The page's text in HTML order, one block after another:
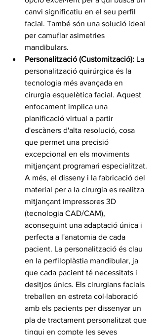
canvi significatiu en el seu perfil
facial. També són una solució ideal
per camuflar asimetries
mandibulars.
Personalització (Customització): La
personalització quirúrgica és la
tecnologia més avançada en
cirurgia esquelètica facial. Aquest
enfocament implica una
planificació virtual a partir
d'escàners d'alta resolució, cosa
que permet una precisió
excepcional en els moviments
mitjançant programari especialitzat.
A més, el disseny i la fabricació del
material per a la cirurgia es realitza
mitjançant impressores 3D
(tecnologia CAD/CAM),
aconseguint una adaptació única i
perfecta a l'anatomia de cada
pacient. La personalització és clau
en la perfiloplàstia mandibular, ja
que cada pacient té necessitats i
desitjos únics. Els cirurgians facials
treballen en estreta col·laboració
amb els pacients per dissenyar un
pla de tractament personalitzat que
tingui en compte les seves